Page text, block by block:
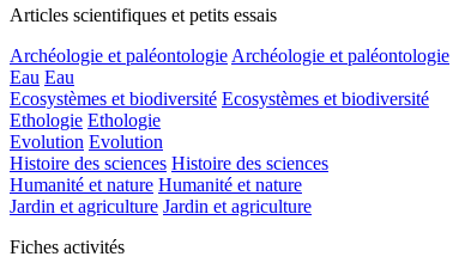
Articles scientifiques et petits essais
Archéologie et paléontologie Archéologie et paléontologie
Eau Eau
Ecosystèmes et biodiversité Ecosystèmes et biodiversité
Ethologie Ethologie
Evolution Evolution
Histoire des sciences Histoire des sciences
Humanité et nature Humanité et nature
Jardin et agriculture Jardin et agriculture
Fiches activités